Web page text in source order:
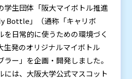
学生団体「阪大マイボトル推進
Bottle」（通称「キャリボ
を日常的に使うための環境づく
生発のオリジナルマイボトル
ラー」を企画・開発しました。
には、大阪大学公式マスコット